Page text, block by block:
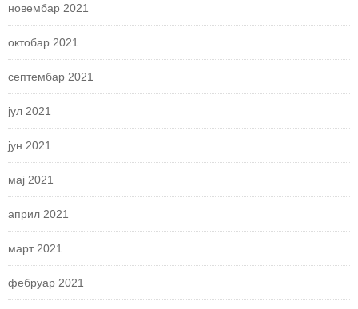
новембар 2021
октобар 2021
септембар 2021
јул 2021
јун 2021
мај 2021
април 2021
март 2021
фебруар 2021